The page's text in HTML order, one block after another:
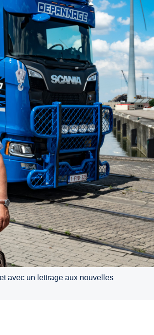
avec un lettrage aux nouvelles